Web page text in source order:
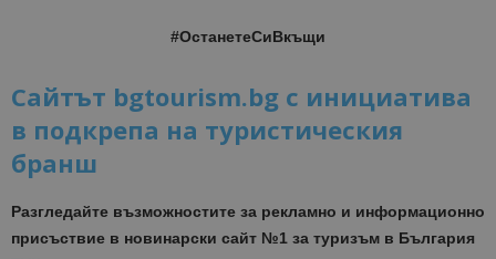
#ОстанетеСиВкъщи
Сайтът bgtourism.bg с инициатива
в подкрепа на туристическия
бранш
Разгледайте възможностите за рекламно и информационно
присъствие в новинарски сайт №1 за туризъм в България